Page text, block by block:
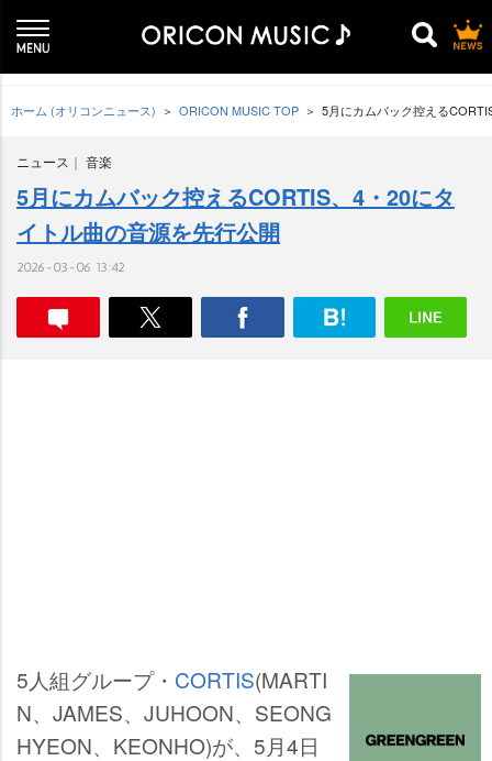
ホーム (オリコンニュース) ORICON MUSIC TOP 5月にカムバック控える
ニュース 音楽
5月にカムバック控えるCORTIS、4・20にタ
イトル曲の音源を先行公開
2026-03-06 13:42
5人組グループ・ CORTIS(MARTI
N、JAMES、JUHOON、SEONG
HYEON、KEONHO)が、5月4日